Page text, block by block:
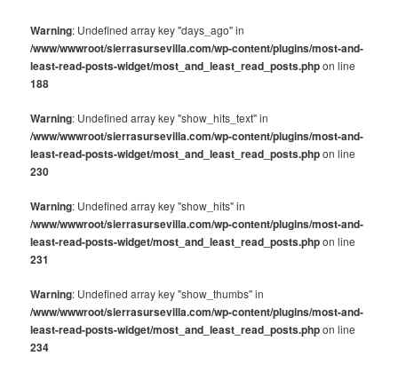
Warning: Undefined array key "days_ago" in
/www/wwwroot/sierrasursevilla.com/wp-content/plugins/most-and-
least-read-posts-widget/most_and_least_read_posts.phpon line
188
Warning: Undefined array key "show_hits_text" in
/www/wwwroot/sierrasursevilla.com/wp-content/plugins/most-and-
least-read-posts-widget/most_and_least_read_posts.phpon line
230
Warning: Undefined array key "show_hits" in
/www/wwwroot/sierrasursevilla.com/wp-content/plugins/most-and-
least-read-posts-widget/most_and_least_read_posts.phpon line
231
Warning: Undefined array key "show_thumbs" in
/www/wwwroot/sierrasursevilla.com/wp-content/plugins/most-and-
least-read-posts-widget/most_and_least_read_posts.phpon line
234